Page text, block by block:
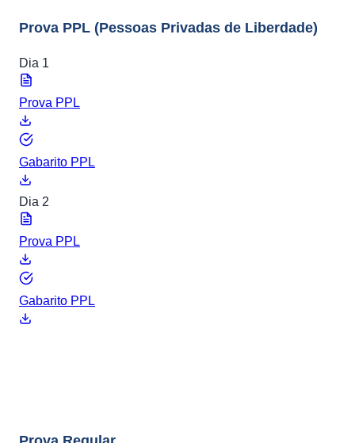
Prova PPL (Pessoas Privadas de Liberdade)
Dia 1
Prova PPL
Gabarito PPL
Dia 2
Prova PPL
Gabarito PPL